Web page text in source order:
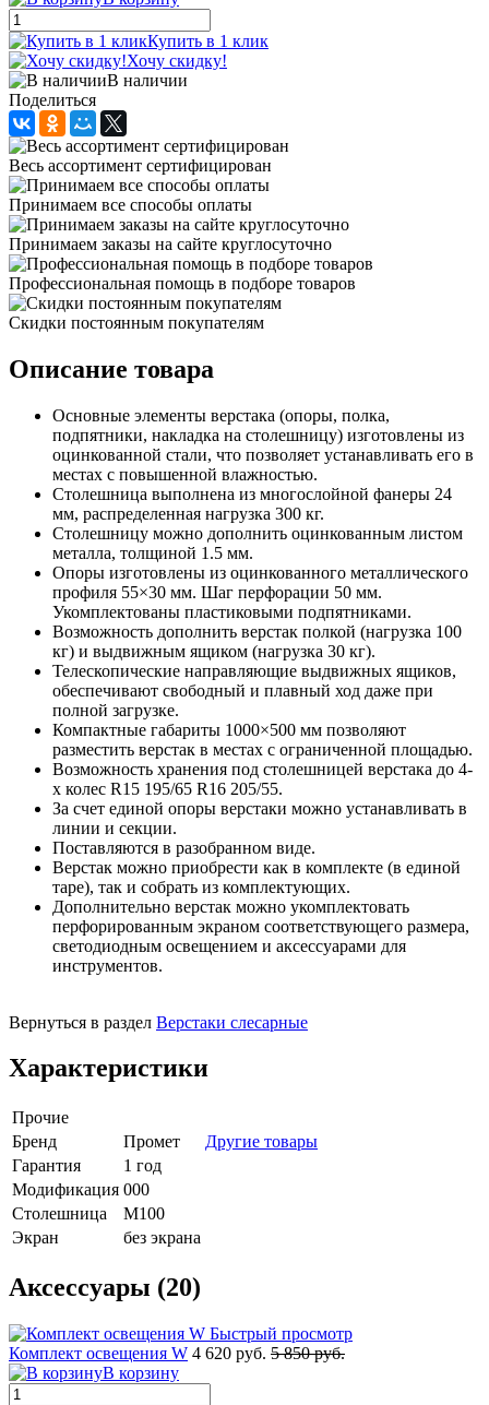
Купить в 1 клик
Хочу скидку!
В наличии
Поделиться
Весь ассортимент сертифицирован
Принимаем все способы оплаты
Принимаем заказы на сайте круглосуточно
Профессиональная помощь в подборе товаров
Скидки постоянным покупателям
Описание товара
Основные элементы верстака (опоры, полка,
подпятники, накладка на столешницу) изготовлены из
оцинкованной стали, что позволяет устанавливать его в
местах с повышенной влажностью.
Столешница выполнена из многослойной фанеры 24
мм, распределенная нагрузка 300 кг.
Столешницу можно дополнить оцинкованным листом
металла, толщиной 1.5 мм.
Опоры изготовлены из оцинкованного металлического
профиля 55×30 мм. Шаг перфорации 50 мм.
Укомплектованы пластиковыми подпятниками.
Возможность дополнить верстак полкой (нагрузка 100
кг) и выдвижным ящиком (нагрузка 30 кг).
Телескопические направляющие выдвижных ящиков,
обеспечивают свободный и плавный ход даже при
полной загрузке.
Компактные габариты 1000×500 мм позволяют
разместить верстак в местах с ограниченной площадью.
Возможность хранения под столешницей верстака до 4-
х колес R15 195/65 R16 205/55.
За счет единой опоры верстаки можно устанавливать в
линии и секции.
Поставляются в разобранном виде.
Верстак можно приобрести как в комплекте (в единой
таре), так и собрать из комплектующих.
Дополнительно верстак можно укомплектовать
перфорированным экраном соответствующего размера,
светодиодным освещением и аксессуарами для
инструментов.
Вернуться в раздел Верстаки слесарные
Характеристики
Прочие
Бренд
Промет
Другие товары
Гарантия
1 год
Модификация 000
Столешница
M100
Экран
без экрана
Аксессуары (20)
Быстрый просмотр
Комплект освещения W 4 620 руб. 5 850 руб.
В корзину